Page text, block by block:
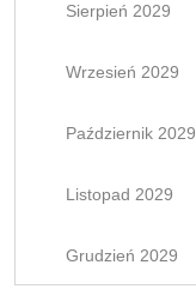
Sierpień 2029
Wrzesień 2029
Październik 2029
Listopad 2029
Grudzień 2029